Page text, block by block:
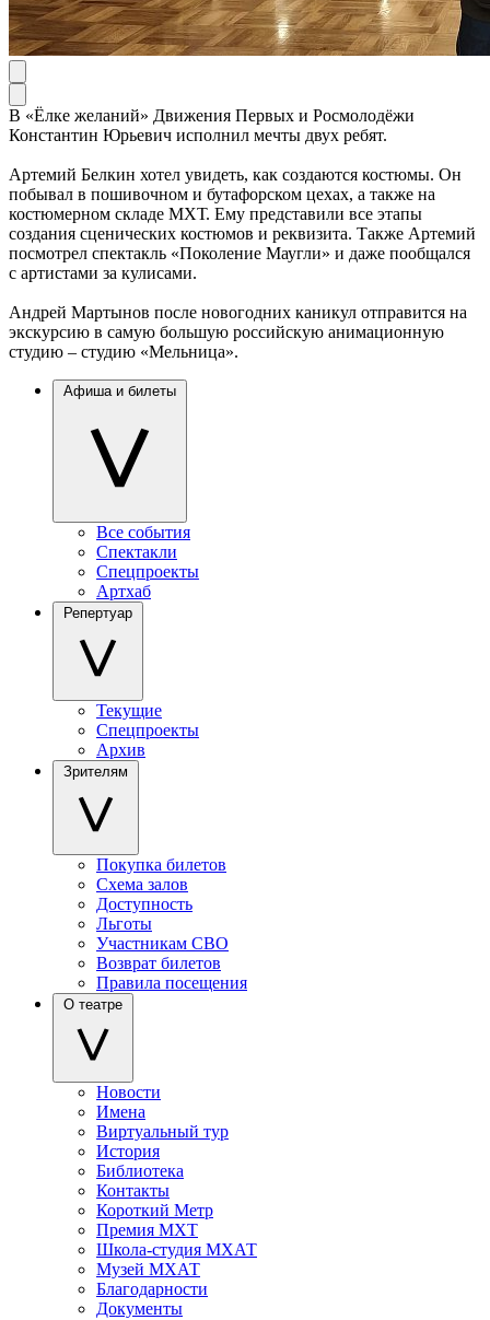
В «Ёлке желаний» Движения Первых и Росмолодёжи
Константин Юрьевич исполнил мечты двух ребят.
Артемий Белкин хотел увидеть, как создаются костюмы. Он
побывал в пошивочном и бутафорском цехах, а также на
костюмерном складе МХТ. Ему представили все этапы
создания сценических костюмов и реквизита. Также Артемий
посмотрел спектакль «Поколение Маугли» и даже пообщался
с артистами за кулисами.
Андрей Мартынов после новогодних каникул отправится на
экскурсию в самую большую российскую анимационную
студию – студию «Мельница».
Афиша и билеты
Все события
Спектакли
Спецпроекты
Артхаб
Репертуар
Текущие
Спецпроекты
Архив
Зрителям
Покупка билетов
Схема залов
Доступность
Льготы
Участникам СВО
Возврат билетов
Правила посещения
О театре
Новости
Имена
Виртуальный тур
История
Библиотека
Контакты
Короткий Метр
Премия МХТ
Школа-студия МХАТ
Музей МХАТ
Благодарности
Документы